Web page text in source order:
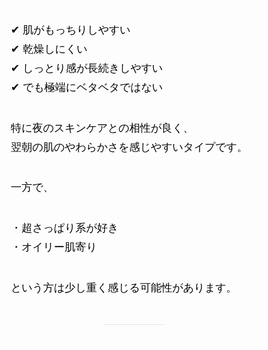
✔ 肌がもっちりしやすい
✔ 乾燥しにくい
✔ しっとり感が長続きしやすい
✔ でも極端にベタベタではない
特に夜のスキンケアとの相性が良く、
翌朝の肌のやわらかさを感じやすいタイプです。
一方で、
・超さっぱり系が好き
・オイリー肌寄り
という方は少し重く感じる可能性があります。